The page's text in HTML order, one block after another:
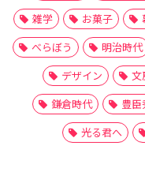
雑学
お菓子
べらぼう
明治時代
デザイン
文
鎌倉時代
豊臣
光る君へ